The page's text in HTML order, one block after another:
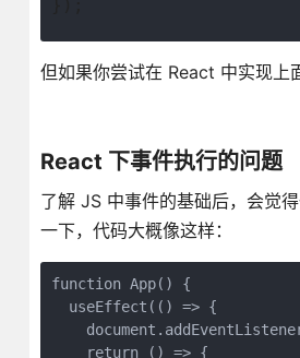
但如果你尝试在 React 中实现上
React 下事件执行的问题
了解 JS 中事件的基础后，会觉
一下，代码大概像这样：
function App() {
  useEffect(() => {
    return () => {